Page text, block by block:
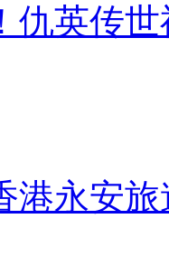
仇英传
港永安